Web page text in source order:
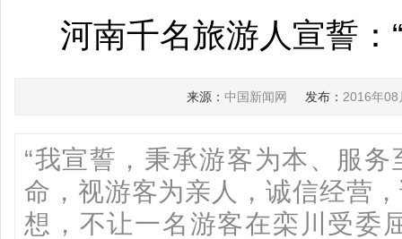
河南千名旅游人宣誓：
来源： 中国新闻网 发布： 2016年08
“我宣誓，秉承游客为本、服
命，视游客为亲人，诚信经营
想，不让一名游客在栾川受